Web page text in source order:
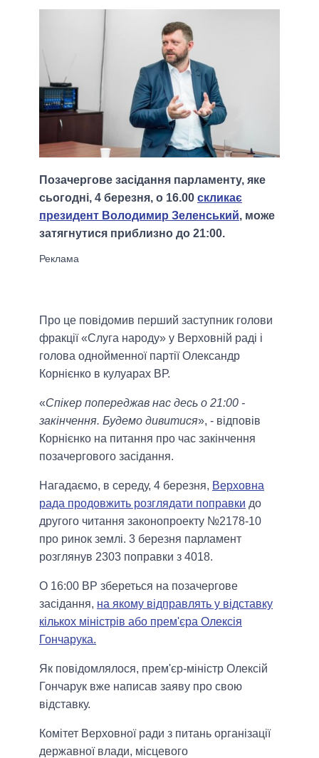
Позачергове засідання парламенту, яке
сьогодні, 4 березня, о 16.00 скликає
президент Володимир Зеленський, може
затягнутися приблизно до 21:00.
Про це повідомив перший заступник голови
фракції «Слуга народу» у Верховній раді і
голова однойменної партії Олександр
Корнієнко в кулуарах ВР.
«Спікер попереджав нас десь о 21:00 -
закінчення. Будемо дивитися», - відповів
Корнієнко на питання про час закінчення
позачергового засідання.
Нагадаємо, в середу, 4 березня, Верховна
рада продовжить розглядати поправки до
другого читання законопроекту №2178-10
про ринок землі. 3 березня парламент
розглянув 2303 поправки з 4018.
О 16:00 ВР збереться на позачергове
засідання, на якому відправлять у відставку
кількох міністрів або прем'єра Олексія
Гончарука.
Як повідомлялося, прем'єр-міністр Олексій
Гончарук вже написав заяву про свою
відставку.
Комітет Верховної ради з питань організації
державної влади, місцевого